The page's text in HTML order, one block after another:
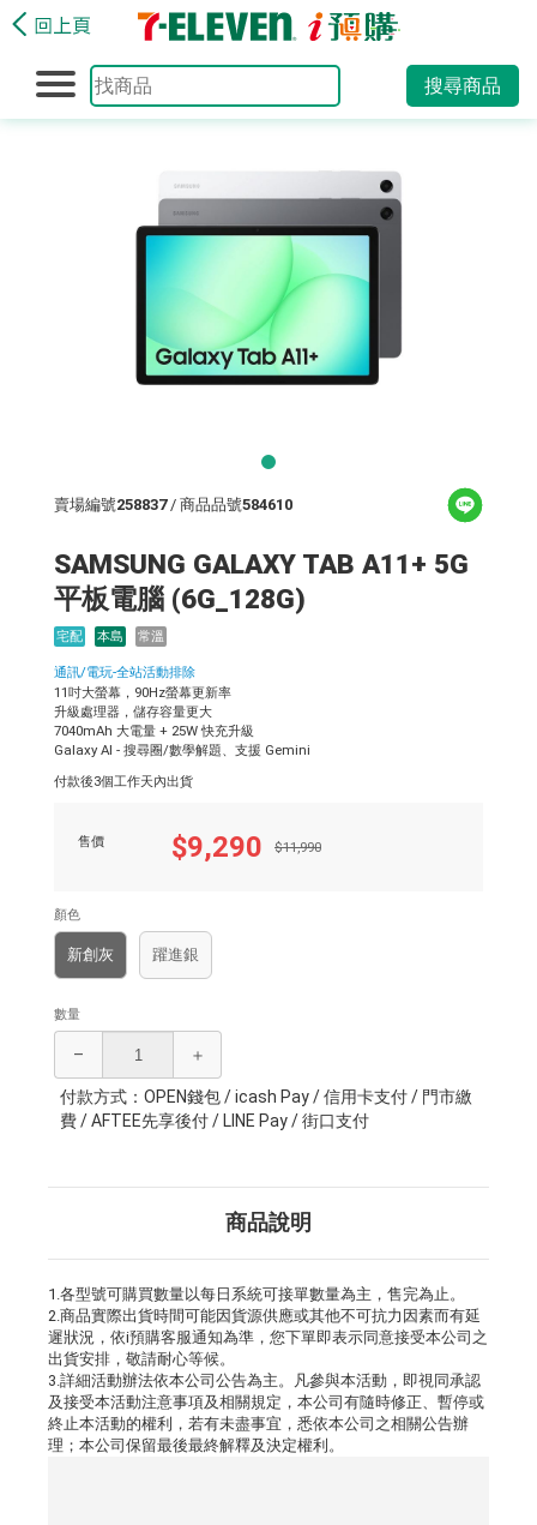
搜尋商品
賣場編號258837/ 商品品號584610
SAMSUNG GALAXY TAB A11+ 5G
平板電腦 (6G_128G)
宅配 本島 常溫
通訊/電玩-全站活動排除
11吋大螢幕，90Hz螢幕更新率
升級處理器，儲存容量更大
7040mAh 大電量 + 25W 快充升級
Galaxy AI - 搜尋圈/數學解題、支援 Gemini
付款後3個工作天內出貨
售價 $9,290 $11,990
顏色
新創灰 躍進銀
數量
– ＋
付款方式：OPEN錢包 / icash Pay / 信用卡支付 / 門市繳
費 / AFTEE先享後付 / LINE Pay / 街口支付
商品說明
1.各型號可購買數量以每日系統可接單數量為主，售完為止。
2.商品實際出貨時間可能因貨源供應或其他不可抗力因素而有延
遲狀況，依i預購客服通知為準，您下單即表示同意接受本公司之
出貨安排，敬請耐心等候。
3.詳細活動辦法依本公司公告為主。凡參與本活動，即視同承認
及接受本活動注意事項及相關規定，本公司有隨時修正、暫停或
終止本活動的權利，若有未盡事宜，悉依本公司之相關公告辦
理；本公司保留最後最終解釋及決定權利。